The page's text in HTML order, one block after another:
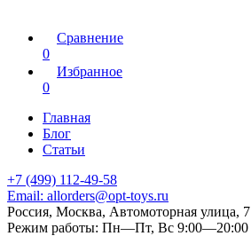
Сравнение
0
Избранное
0
Главная
Блог
Статьи
+7 (499) 112-49-58
Email: allorders@opt-toys.ru
Россия, Москва, Автомоторная улица, 7
Режим работы: Пн—Пт, Вс 9:00—20:00